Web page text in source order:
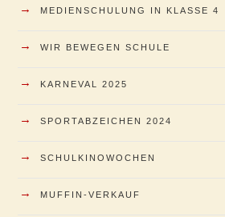
→ MEDIENSCHULUNG IN KLASSE 4
→ WIR BEWEGEN SCHULE
→ KARNEVAL 2025
→ SPORTABZEICHEN 2024
→ SCHULKINOWOCHEN
→ MUFFIN-VERKAUF